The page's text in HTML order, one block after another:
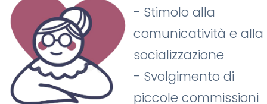
- Stimolo alla
comunicatività e alla
socializzazione
- Svolgimento di
piccole commissioni